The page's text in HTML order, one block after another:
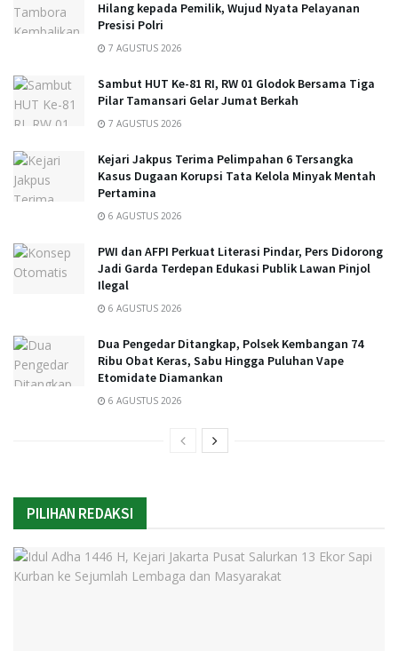
Hilang kepada Pemilik, Wujud Nyata Pelayanan
Presisi Polri
7 AGUSTUS 2026
Sambut HUT Ke-81 RI, RW 01 Glodok Bersama Tiga
Pilar Tamansari Gelar Jumat Berkah
7 AGUSTUS 2026
Kejari Jakpus Terima Pelimpahan 6 Tersangka
Kasus Dugaan Korupsi Tata Kelola Minyak Mentah
Pertamina
6 AGUSTUS 2026
PWI dan AFPI Perkuat Literasi Pindar, Pers Didorong
Jadi Garda Terdepan Edukasi Publik Lawan Pinjol
Ilegal
6 AGUSTUS 2026
Dua Pengedar Ditangkap, Polsek Kembangan 74
Ribu Obat Keras, Sabu Hingga Puluhan Vape
Etomidate Diamankan
6 AGUSTUS 2026
PILIHAN REDAKSI